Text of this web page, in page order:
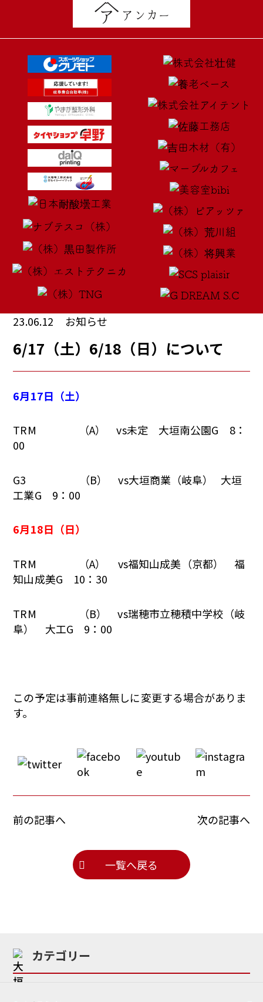
23.06.12 お知らせ
6/17（土）6/18（日）について
6月17日（土）
TRM （A） vs未定 大垣南公園G 8：
00
G3 （B） vs大垣商業（岐阜） 大垣
工業G 9：00
6月18日（日）
TRM （A） vs福知山成美（京都） 福
知山成美G 10：30
TRM （B） vs瑞穂市立穂積中学校（岐
阜） 大工G 9：00
この予定は事前連絡無しに変更する場合がありま
す。
前の記事へ
一覧へ戻る
次の記事へ
カテゴリー